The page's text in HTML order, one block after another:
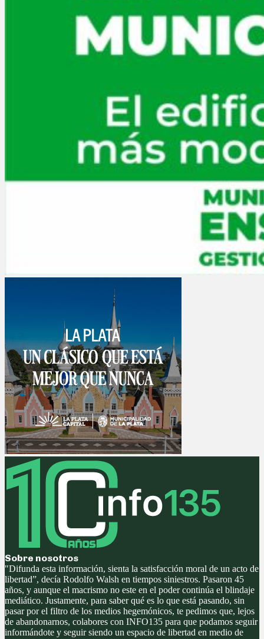
Sobre nosotros
"Difunda esta información, sienta la satisfacción moral de un acto de
libertad”, decía Rodolfo Walsh en tiempos siniestros. Pasaron 45
años, y aunque el macrismo no este en el poder continúa el blindaje
mediático. Justamente, para saber qué es lo que está pasando, sin
pasar por el filtro de los medios hegemónicos, te pedimos que, lejos
de abandonarnos, colabores con INFO135 para que podamos seguir
informándote y seguir siendo un espacio de libertad en medio de